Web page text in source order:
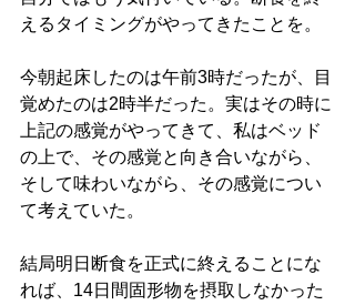
えるタイミングがやってきたことを。
今朝起床したのは午前3時だったが、目
覚めたのは2時半だった。実はその時に
上記の感覚がやってきて、私はベッド
の上で、その感覚と向き合いながら、
そして味わいながら、その感覚につい
て考えていた。
結局明日断食を正式に終えることにな
れば、14日間固形物を摂取しなかった